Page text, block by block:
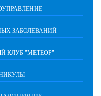
ЗАБОЛЕВАНИЙ
КЛУБ "МЕТЕОР"